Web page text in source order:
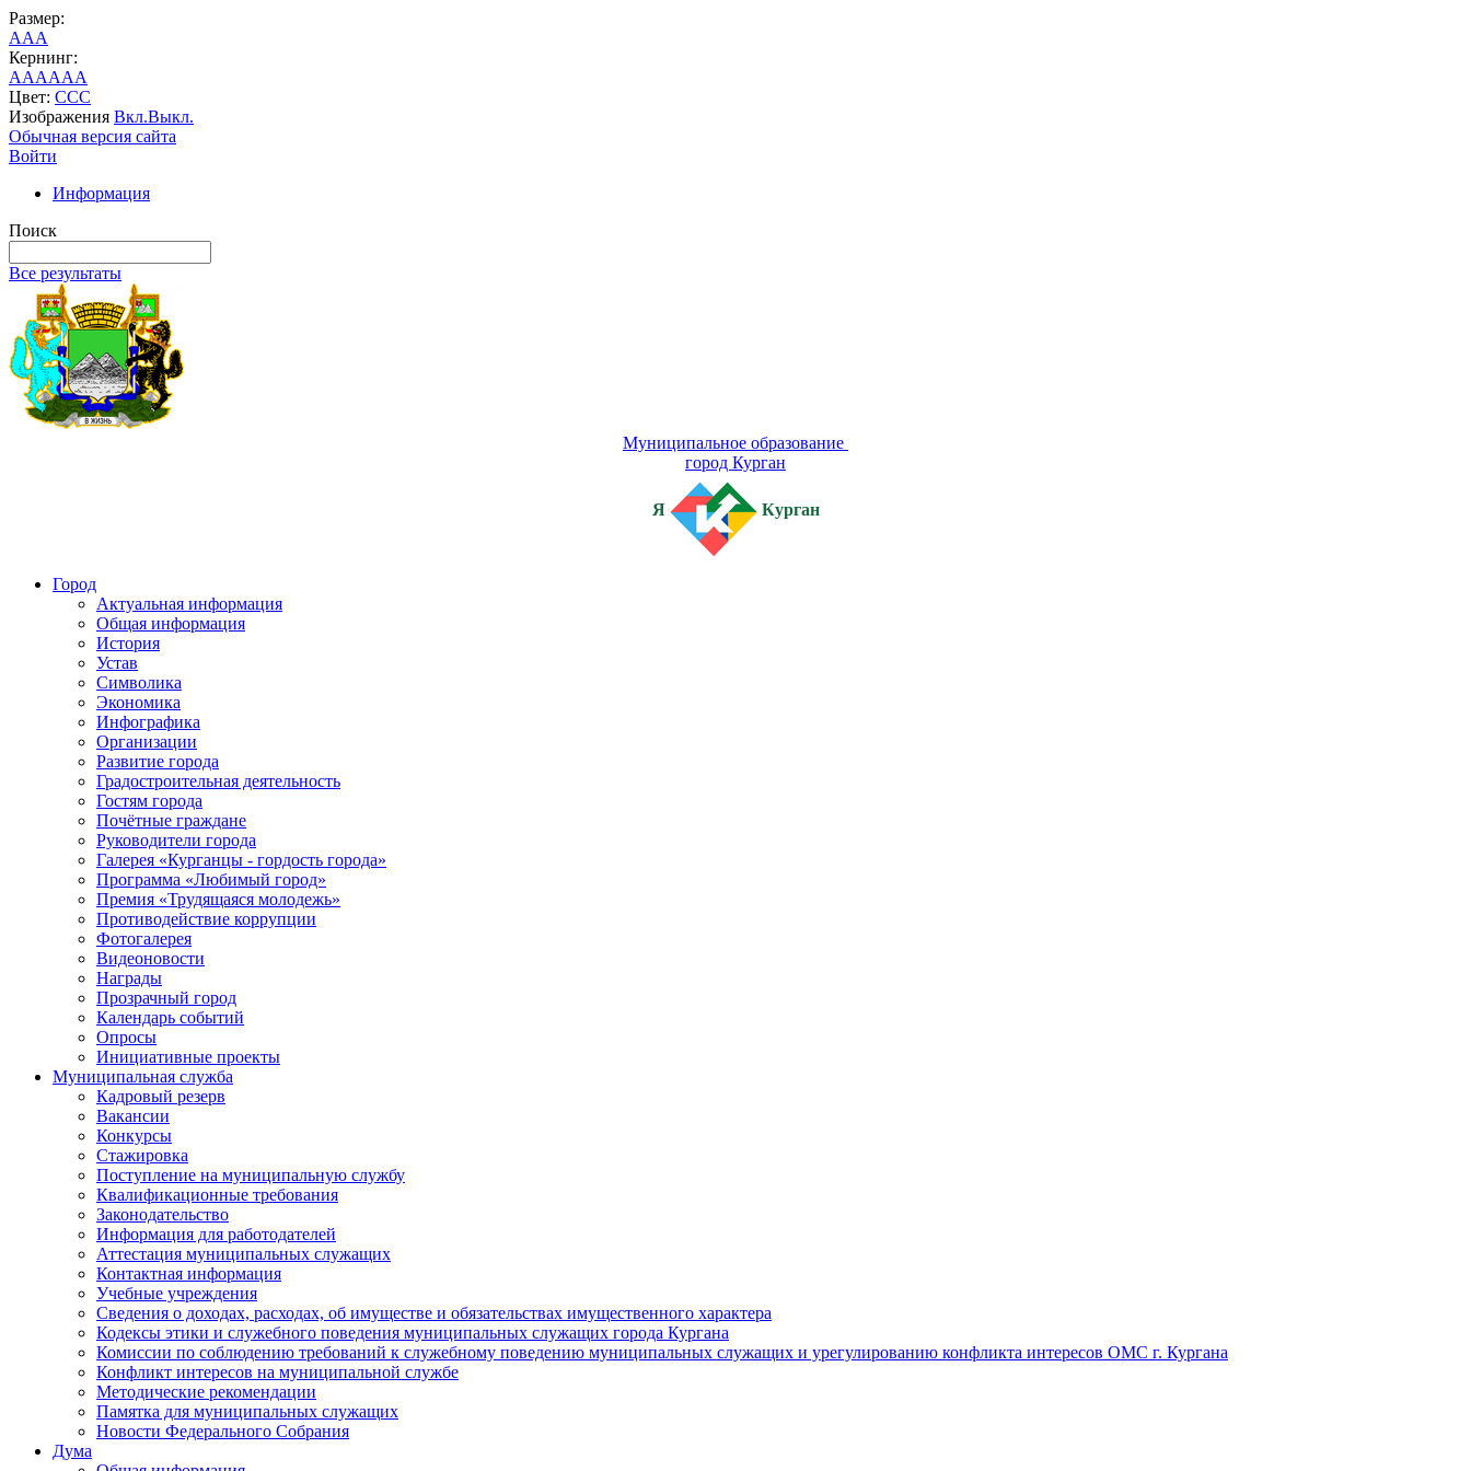
Размер:
AAA
Кернинг:
AAAAAA
Цвет: CCC
Изображения Вкл.Выкл.
Обычная версия сайта
Войти
Информация
Поиск
Все результаты
Муниципальное образование
город Курган
Я Курган
Город
Актуальная информация
Общая информация
История
Устав
Символика
Экономика
Инфографика
Организации
Развитие города
Градостроительная деятельность
Гостям города
Почётные граждане
Руководители города
Галерея «Курганцы - гордость города»
Программа «Любимый город»
Премия «Трудящаяся молодежь»
Противодействие коррупции
Фотогалерея
Видеоновости
Награды
Прозрачный город
Календарь событий
Опросы
Инициативные проекты
Муниципальная служба
Кадровый резерв
Вакансии
Конкурсы
Стажировка
Поступление на муниципальную службу
Квалификационные требования
Законодательство
Информация для работодателей
Аттестация муниципальных служащих
Контактная информация
Учебные учреждения
Сведения о доходах, расходах, об имуществе и обязательствах имущественного характера
Кодексы этики и служебного поведения муниципальных служащих города Кургана
Комиссии по соблюдению требований к служебному поведению муниципальных служащих и урегулированию конфликта интересов ОМС г. Кургана
Конфликт интересов на муниципальной службе
Методические рекомендации
Памятка для муниципальных служащих
Новости Федерального Cобрания
Дума